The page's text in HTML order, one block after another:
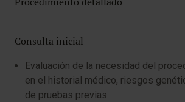
Consulta inicial
Evaluación de la necesidad del
en el historial médico, riesgos
de pruebas previas.